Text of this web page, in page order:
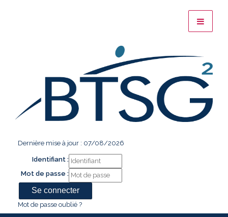
Dernière mise à jour : 07/08/2026
Identifiant :
Mot de passe :
Mot de passe oublié ?